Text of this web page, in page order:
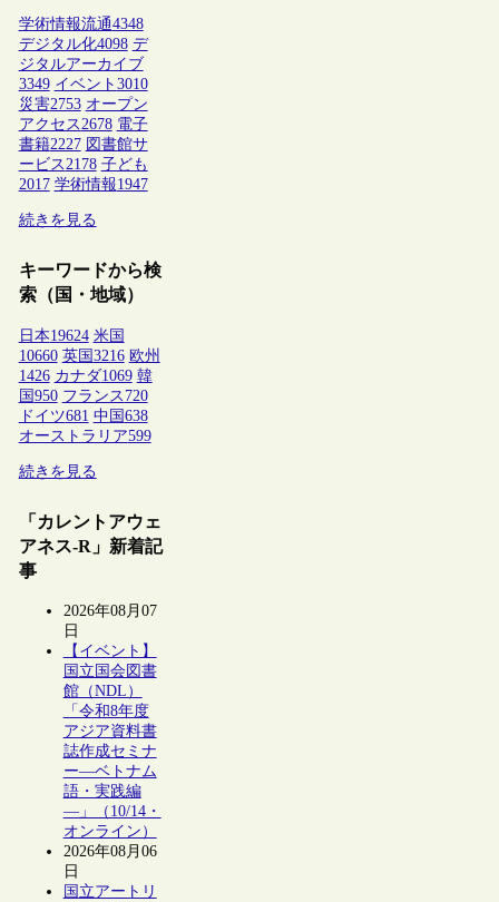
学術情報流通4348
デジタル化4098 デ
ジタルアーカイブ
3349 イベント 3010
災害2753 オープン
アクセス2678 電子
書籍2227 図書館サ
ービス2178 子ども
2017 学術情報1947
続きを見る
キーワードから検
索（国・地域）
日本19624 米国
10660 英国3216 欧州
1426 カナダ1069 韓
国950 フランス 720
ドイツ681 中国638
オーストラリア599
続きを見る
「カレントアウェ
アネス-R」新着記
事
2026年08月07
日
【イベント】
国立国会図書
館（NDL）
「令和8年度
アジア資料書
誌作成セミナ
ー―ベトナム
語・実践編
―」（10/14・
オンライン）
2026年08月06
日
国立アートリ